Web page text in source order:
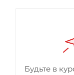
Будьте в